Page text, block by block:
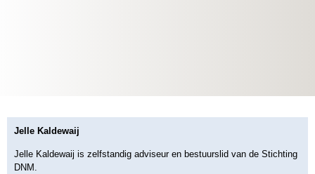
Jelle Kaldewaij
Jelle Kaldewaij is zelfstandig adviseur en bestuurslid van de Stichting
DNM.